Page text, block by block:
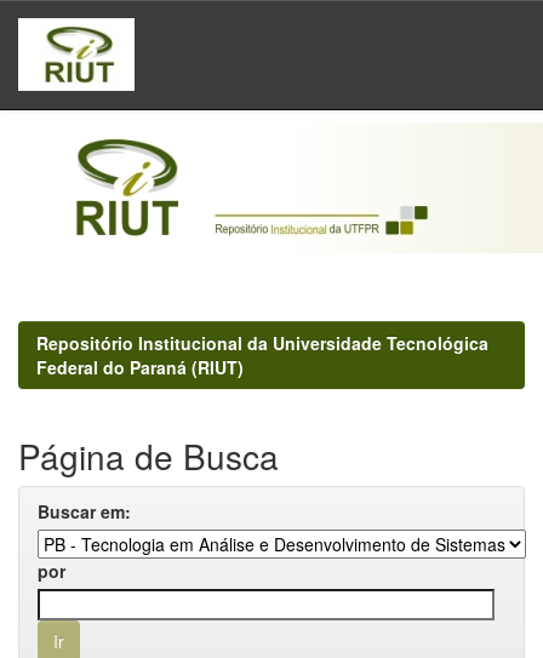
Skip
navigation
Repositório Institucional da Universidade Tecnológica
Federal do Paraná (RIUT)
Página de Busca
Buscar em:
por